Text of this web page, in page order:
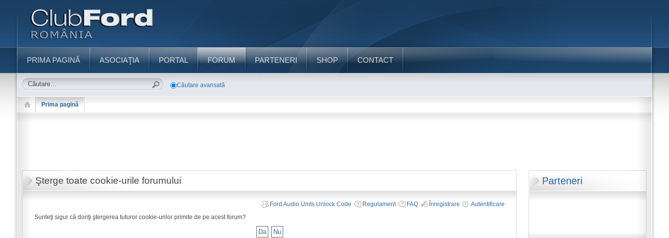
PRIMA PAGINĂ ASOCIAŢIA PORTAL FORUM PARTENERI SHOP CONTACT
Căutare avansată
Prima pagină
Parteneri
Şterge toate cookie-urile forumului
Ford Audio Units Unlock Code Regulament FAQ Înregistrare
Autentificare
Sunteţi sigur că doriţi ştergerea tuturor cookie-urilor primite de pe acest forum?